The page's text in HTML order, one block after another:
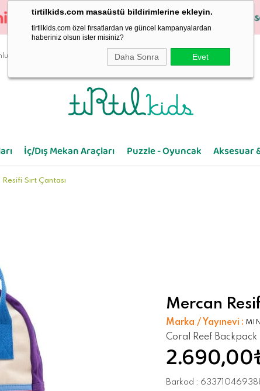
tirtilkids.com masaüstü bildirimlerine ekleyin.
tirtilkids.com özel fırsatlardan ve güncel kampanyalardan
haberiniz olsun ister misiniz?
Daha Sonra Evet
İç/Dış Mekan Araçları Puzzle - Oyuncak Aksesuar
Sırt Çantası
Mercan
Marka / Yayınevi :
Coral Reef Backpack
Barkod :